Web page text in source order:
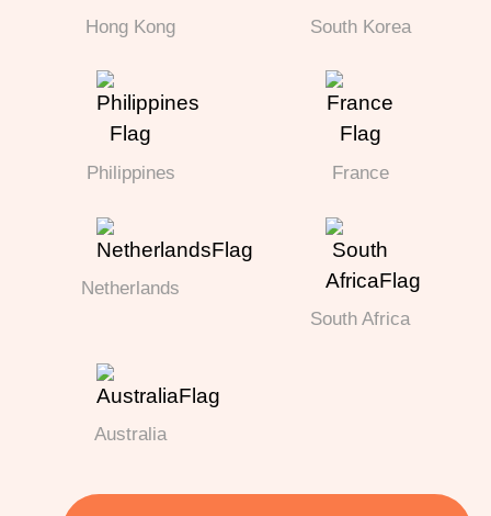
Hong Kong South Korea
Philippines France
Netherlands
South Africa
Australia